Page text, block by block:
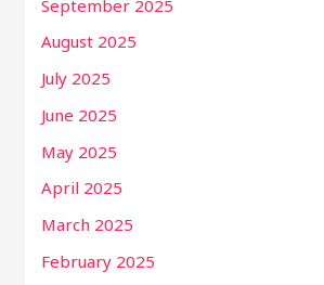
September 2025
August 2025
July 2025
June 2025
May 2025
April 2025
March 2025
February 2025